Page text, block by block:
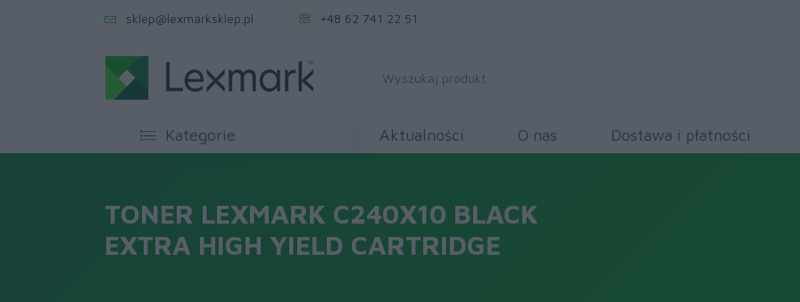
sklep@lexmarksklep.pl +48 62 741 22 51
Kategorie Aktualności O nas Dostawa i płatności
TONER LEXMARK C240X10 BLACK
EXTRA HIGH YIELD CARTRIDGE